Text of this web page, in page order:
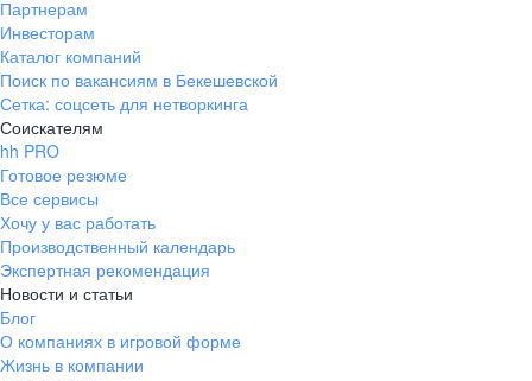
Партнерам
Инвесторам
Каталог компаний
Поиск по вакансиям в Бекешевской
Сетка: соцсеть для нетворкинга
Соискателям
hh PRO
Готовое резюме
Все сервисы
Хочу у вас работать
Производственный календарь
Экспертная рекомендация
Новости и статьи
Блог
О компаниях в игровой форме
Жизнь в компании